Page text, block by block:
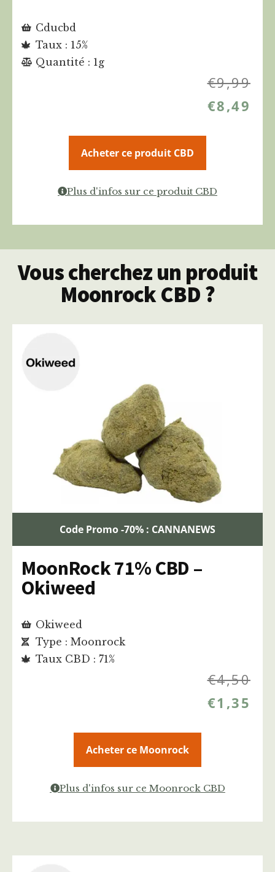
Cducbd
Taux : 15%
Quantité : 1g
€9,99
€8,49
Acheter ce produit CBD
Plus d'infos sur ce produit CBD
Vous cherchez un produit
Moonrock CBD ?
Code Promo -70% : CANNANEWS
MoonRock 71% CBD –
Okiweed
Okiweed
Type : Moonrock
Taux CBD : 71%
€4,50
€1,35
Acheter ce Moonrock
Plus d'infos sur ce Moonrock CBD